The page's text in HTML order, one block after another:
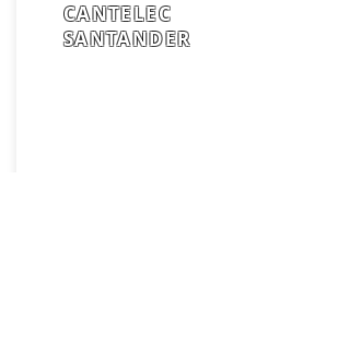
CANTELEC
SANTANDER